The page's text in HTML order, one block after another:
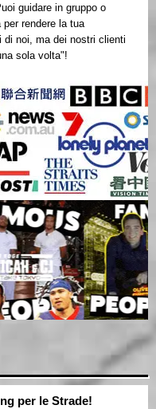
guidare in gruppo o
rendere la tua
di noi, ma dei nostri clienti
sola volta"!
per le Strade!